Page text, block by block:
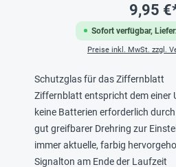
Sofort verfügbar,
9,95
Preise inkl. MwSt. zzgl.
Schutzglas für das Ziffernblatt
Ziffernblatt entspricht dem einer
keine Batterien erforderlich
gut greifbarer Drehring zur
immer aktuelle, farbig
Signalton am Ende der Laufzeit